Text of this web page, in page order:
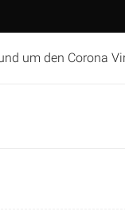
um den Corona